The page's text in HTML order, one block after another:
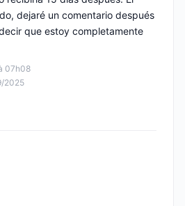
07h08
2025
dejaré un comentario después
que estoy completamente